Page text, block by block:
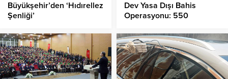
Büyükşehir’den ‘Hıdırellez
Şenliği’
Dev Yasa Dışı Bahis
Operasyonu: 550
Konuldu!